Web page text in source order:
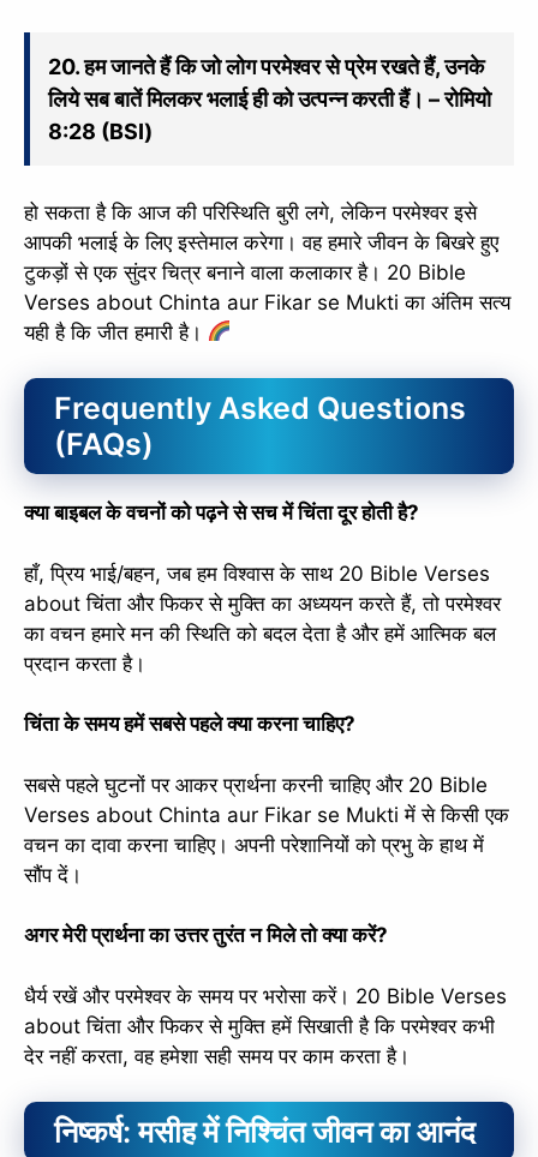
20. हम जानते हैं कि जो लोग परमेश्वर से प्रेम रखते हैं, उनके
लिये सब बातें मिलकर भलाई ही को उत्पन्न करती हैं। – रोमियो
8:28 (BSI)
हो सकता है कि आज की परिस्थिति बुरी लगे, लेकिन परमेश्वर इसे
आपकी भलाई के लिए इस्तेमाल करेगा। वह हमारे जीवन के बिखरे हुए
टुकड़ों से एक सुंदर चित्र बनाने वाला कलाकार है। 20 Bible
Verses about Chinta aur Fikar se Mukti का अंतिम सत्य
यही है कि जीत हमारी है।
Frequently Asked Questions
(FAQs)
क्या बाइबल के वचनों को पढ़ने से सच में चिंता दूर होती है?
हाँ, प्रिय भाई/बहन, जब हम विश्वास के साथ 20 Bible Verses
about चिंता और फिकर से मुक्ति का अध्ययन करते हैं, तो परमेश्वर
का वचन हमारे मन की स्थिति को बदल देता है और हमें आत्मिक बल
प्रदान करता है।
चिंता के समय हमें सबसे पहले क्या करना चाहिए?
सबसे पहले घुटनों पर आकर प्रार्थना करनी चाहिए और 20 Bible
Verses about Chinta aur Fikar se Mukti में से किसी एक
वचन का दावा करना चाहिए। अपनी परेशानियों को प्रभु के हाथ में
सौंप दें।
अगर मेरी प्रार्थना का उत्तर तुरंत न मिले तो क्या करें?
धैर्य रखें और परमेश्वर के समय पर भरोसा करें। 20 Bible Verses
about चिंता और फिकर से मुक्ति हमें सिखाती है कि परमेश्वर कभी
देर नहीं करता, वह हमेशा सही समय पर काम करता है।
निष्कर्ष: मसीह में निश्चिंत जीवन का आनंद